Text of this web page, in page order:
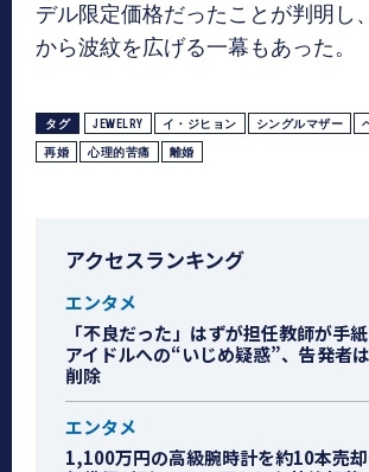
デル限定価格だったことが判明し
から波紋を広げる一幕もあった。
タグ JEWELRY イ・ジヒョン シングルマザー
再婚 心理的苦痛 離婚
アクセスランキング
エンタメ
「不良だった」はずが担任教師が手
アイドルへの“いじめ疑惑”、告発者
削除
エンタメ
1,100万円の高級腕時計を約10本売